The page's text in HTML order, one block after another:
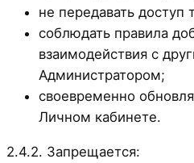
не передавать доступ
соблюдать правила
взаимодействия с
Администратором;
своевременно
Личном кабинете.
2.4.2. Запрещается: